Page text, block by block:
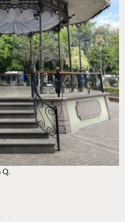
KIOSCO DEL PUEBLO. FOTO: AÍDA Q.
TO EAT
TO VISIT
PLEASURES
LOOKS
POPCORN